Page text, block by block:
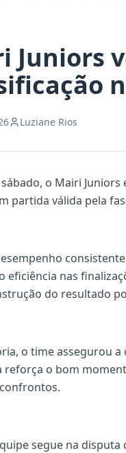
Juniors
Luziane Rios
o Mairi
partida válida pela
eficiência nas
do resultado
o time assegurou
reforça o bom
segue na